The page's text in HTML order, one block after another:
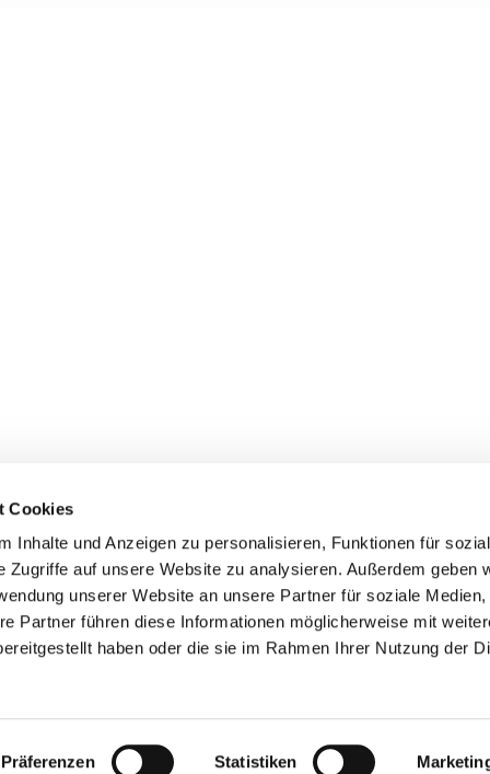
Cookies
Inhalte und Anzeigen zu personalisieren, Funktionen für
Zugriffe auf unsere Website zu analysieren. Außerdem geben
unserer Website an unsere Partner für soziale Medien,
Partner führen diese Informationen möglicherweise mit
haben oder die sie im Rahmen Ihrer Nutzung der
Präferenzen Statistiken
Anklam-Greifswald · Bahnhofstr. 15, 17489 Greifswald+49
Kontaktinformationen
Impressum
Hinweisgebersystem